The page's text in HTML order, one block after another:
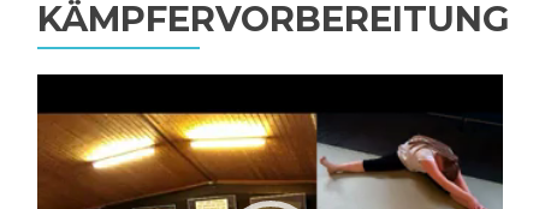
KÄMPFERVORBEREITUNG
Player